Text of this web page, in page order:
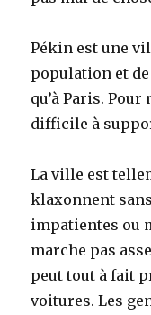
Pékin est une
population et
qu’à Paris.
difficile à
La ville est
klaxonnent
impatientes ou
marche pas
peut tout à fait
voitures. Les